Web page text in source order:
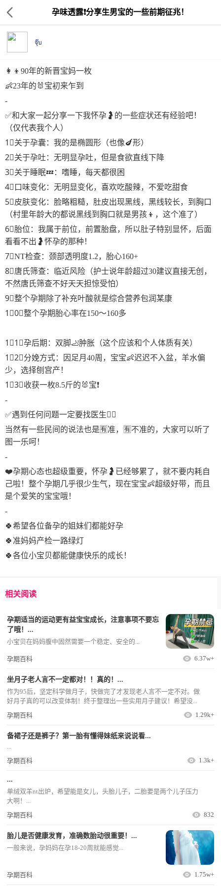
孕味透露❗️分享生男宝的一些前期征兆！
จุ๊บ
👩‍👦90年的新晋宝妈一枚
👶23年的🐰宝初来乍到
-
✅和大家一起分享一下我怀孕🤰的一些症状还有经验吧！
（仅代表我个人）
1⃣️关于孕囊：我的是椭圆形（也像🍆形）
2⃣️关于孕吐：无明显孕吐，但是食欲直线下降
3⃣️关于睡眠💤：嗜睡，每天都很困
4⃣️口味变化：无明显变化，喜欢吃酸辣，不爱吃甜食
5⃣️皮肤变化：脸略粗糙，肚皮出现黑线，黑线较长，到胸口
（村里年龄大的都说黑线到胸口就是男孩👦，这个准了）
6⃣️胎位：我属于前位，前置胎盘，所以肚子特别显怀，后面
看看不出🤰怀孕的那种！
7⃣️NT检查：颈部透明度1.2，胎心160+
8⃣️唐氏筛查：临近风险（护士说年龄超过30建议直接无创，
不然唐氏筛查不好天天担惊受怕）
9⃣️整个孕期除了补充叶酸就是综合营养包润某康
1⃣️0⃣️整个孕期胎心率在150～160多
1⃣️1⃣️孕后期：双脚🦶肿胀（这个应该和个人体质有关）
1⃣️2⃣️分娩方式：因足月40周，宝宝👶迟迟不入盆，羊水偏
少，选择刨宫产！
1⃣️3⃣️收获一枚8.5斤的🐰宝❗️
-
✅遇到任何问题一定要找医生👩‍⚕️
当然有一些民间的说法也是🈶️准，🈶️不准的，大家可以听了
图一乐呵！
-
❤️孕期心态也超级重要，怀孕🤰已经够累了，就不要内耗自
己啦！整个孕期几乎很少生气，现在宝宝👶超级好带，而且
是个爱笑的宝宝哦！
-
🍀希望各位备孕的姐妹们都能好孕
🍀准妈妈产检一路绿灯
🍀各位小宝贝都能健康快乐的成长！
相关阅读
孕期适当的运动更有益宝宝成长，注意事项不要忘
了哦！...
小宝贝在妈妈腹中固然需要一个稳定、安全的...
孕期百科 6.37w+
坐月子老人言不一定都对！！真的！...
作为95后，坚定科学做月子，快做完了才发现老人言不一定不对。做
好月子真的可以改变体制！终于整理出一些实用月子建议！希望没...
孕期百科
1.29k+
备裙子还是裤子？第一胎有懂得妹纸来说说看...
...
孕期百科
1.3k+
...
单绒双羊nt出炉，希望能是女儿，头胎儿子，二胎要是两个儿子压力
大啊！...
孕期百科
832
胎儿是否健康发育，准确数胎动很重要！...
一般来说，孕妈妈在孕18-20周就能感觉...
孕期百科 1.75w+